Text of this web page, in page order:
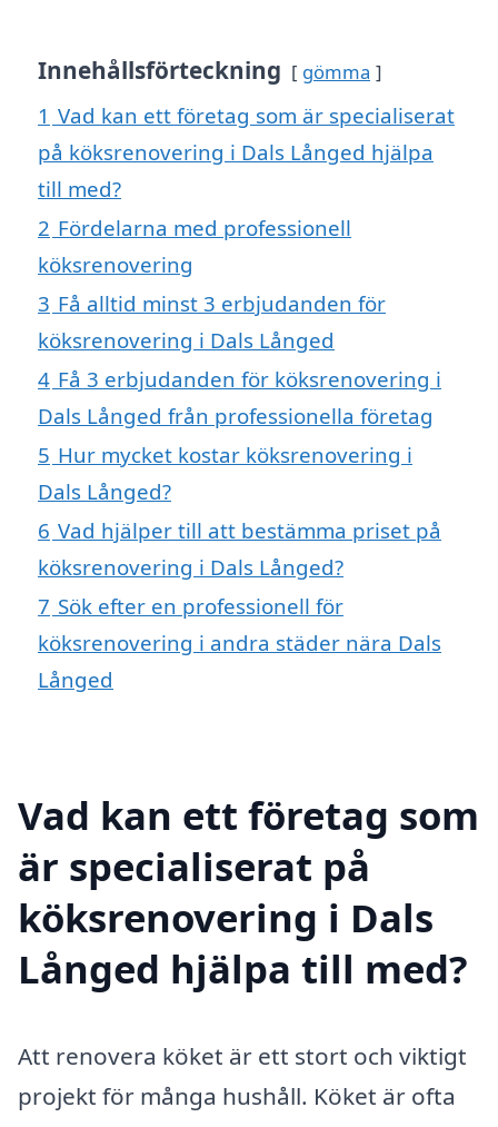
Innehållsförteckning gömma
1 Vad kan ett företag som är specialiserat
på köksrenovering i Dals Långed hjälpa
till med?
2 Fördelarna med professionell
köksrenovering
3 Få alltid minst 3 erbjudanden för
köksrenovering i Dals Långed
4 Få 3 erbjudanden för köksrenovering i
Dals Långed från professionella företag
5 Hur mycket kostar köksrenovering i
Dals Långed?
6 Vad hjälper till att bestämma priset på
köksrenovering i Dals Långed?
7 Sök efter en professionell för
köksrenovering i andra städer nära Dals
Långed
Vad kan ett företag som
är specialiserat på
köksrenovering i Dals
Långed hjälpa till med?
Att renovera köket är ett stort och viktigt
projekt för många hushåll. Köket är ofta